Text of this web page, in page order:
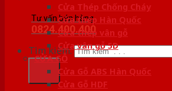
Tư vấn bán hàng
0824.400.400
Tìm kiếm:
Cửa Thép Chống Cháy
Cửa thép Hàn Quốc
Cửa thép vân gỗ
Cửa vân gỗ 5D
CỬA GỖ
Cửa Gỗ ABS Hàn Quốc
Cửa Gỗ HDF